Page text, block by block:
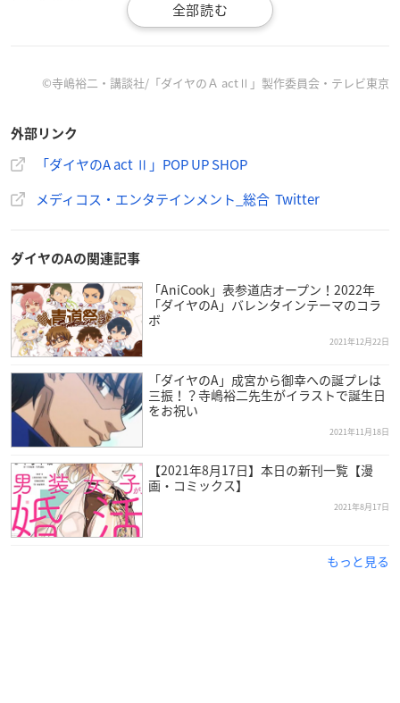
新型コロナウイルス感染リスク低減、店内混雑緩和のため、シ
ャッフル抽選入場が実施されます。
抽選入場対象日：2022年2月26日(土)
整理券配布時間：11:10〜11:20
※前のお客様と間隔を空けて一列にお並びください。
ント _総合」にてご案内いたします。
入場開始時間：12:00(正午)
／
📣「#ダイヤのAact Ⅱ」POP UP SHOP
✨開催決定✨
＼
⚾️描き下ろしイラストを初公開⚾️
伊達男風スーツ姿の沢村・降谷・春市・御幸・倉持の新商
©寺嶋裕二・講談社/「ダイヤのＡ actⅡ」製作委員会・テレビ東京
外部リンク
「ダイヤのA act Ⅱ」POP UP SHOP
メディコス・エンタテインメント_総合 Twitter
ダイヤのAの関連記事
「AniCook」表参道店オープン！2022年
「ダイヤのA」バレンタインテーマのコラ
ボ
2021年12月22日
「ダイヤのA」成宮から御幸への誕プレは
三振！？寺嶋裕二先生がイラストで誕生日
をお祝い
2021年11月18日
【2021年8月17日】本日の新刊一覧【漫
画・コミックス】
2021年8月17日
もっと見る